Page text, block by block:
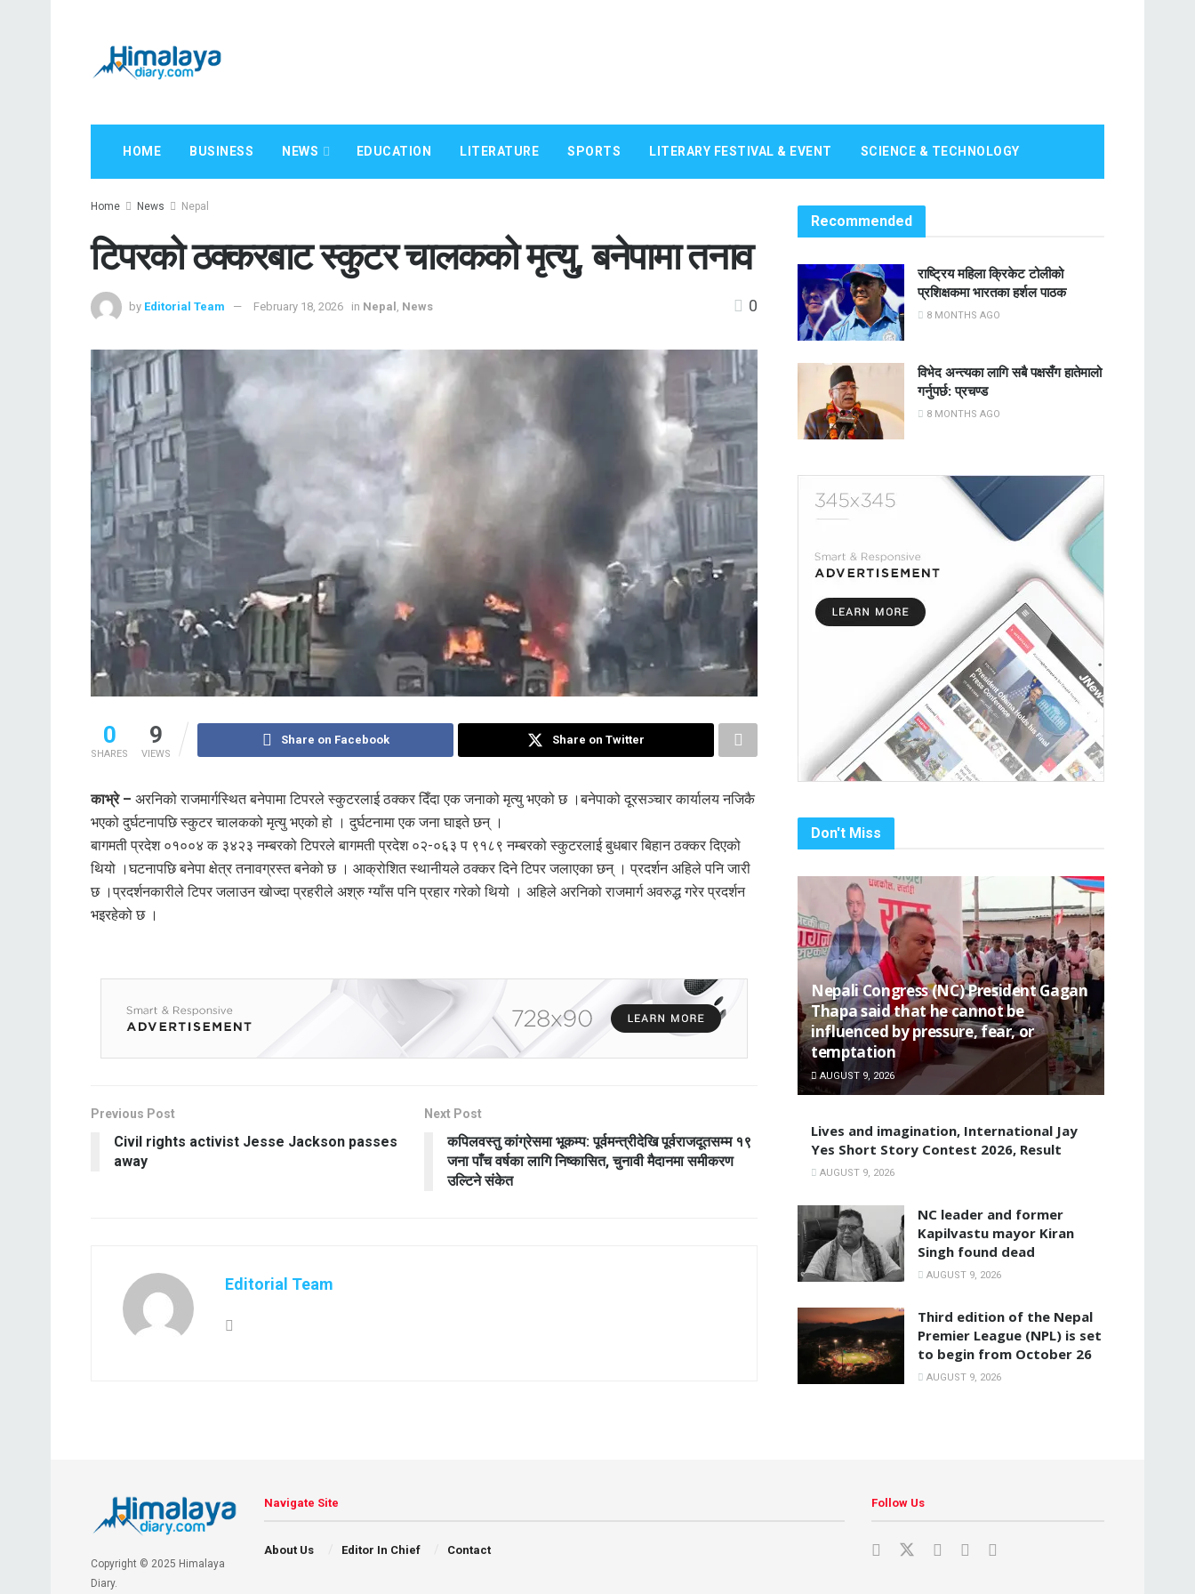
HOME BUSINESS NEWS EDUCATION LITERATURE SPORTS LITERARY FESTIVAL & EVENT SCIENCE & TECHNOLOGY
Home News Nepal
टिपरको ठक्करबाट स्कुटर चालकको मृत्यु, बनेपामा तनाव
by Editorial Team February 18, 2026 in Nepal News 0
0
SHARES
9
VIEWS
Share on Facebook Share on Twitter
काभ्रे – अरनिको राजमार्गस्थित बनेपामा टिपरले स्कुटरलाई ठक्कर दिँदा एक जनाको मृत्यु भएको छ ।बनेपाको दूरसञ्चार कार्यालय नजिकै
भएको दुर्घटनापछि स्कुटर चालकको मृत्यु भएको हो । दुर्घटनामा एक जना घाइते छन् ।
बागमती प्रदेश ०१००४ क ३४२३ नम्बरको टिपरले बागमती प्रदेश ०२-०६३ प ९१८९ नम्बरको स्कुटरलाई बुधबार बिहान ठक्कर दिएको
थियो ।घटनापछि बनेपा क्षेत्र तनावग्रस्त बनेको छ । आक्रोशित स्थानीयले ठक्कर दिने टिपर जलाएका छन् । प्रदर्शन अहिले पनि जारी
छ ।प्रदर्शनकारीले टिपर जलाउन खोज्दा प्रहरीले अश्रु ग्याँस पनि प्रहार गरेको थियो । अहिले अरनिको राजमार्ग अवरुद्ध गरेर प्रदर्शन
भइरहेको छ ।
Previous Post
Civil rights activist Jesse Jackson passes
away
Next Post
कपिलवस्तु कांग्रेसमा भूकम्प: पूर्वमन्त्रीदेखि पूर्वराजदूतसम्म १९
जना पाँच वर्षका लागि निष्कासित, चुनावी मैदानमा समीकरण
उल्टिने संकेत
Editorial Team
Recommended
राष्ट्रिय महिला क्रिकेट टोलीको
प्रशिक्षकमा भारतका हर्शल पाठक
8 MONTHS AGO
विभेद अन्त्यका लागि सबै पक्षसँग हातेमालो
गर्नुपर्छ: प्रचण्ड
8 MONTHS AGO
Don't Miss
Nepali Congress (NC) President Gagan
Thapa said that he cannot be
influenced by pressure, fear, or
temptation
AUGUST 9, 2026
Lives and imagination, International Jay
Yes Short Story Contest 2026, Result
AUGUST 9, 2026
NC leader and former
Kapilvastu mayor Kiran
Singh found dead
AUGUST 9, 2026
Third edition of the Nepal
Premier League (NPL) is set
to begin from October 26
AUGUST 9, 2026
Copyright © 2025 Himalaya
Diary.
Navigate Site
About Us Editor In Chief Contact
Follow Us